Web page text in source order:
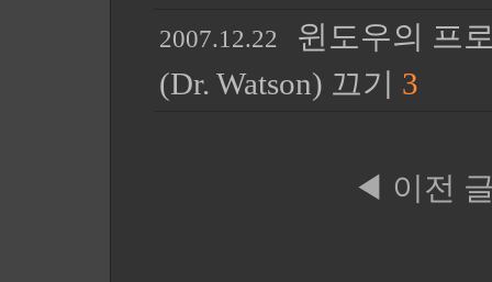
2007.12.22
윈도우의 프
(Dr. Watson) 끄기 3
◀ 이전